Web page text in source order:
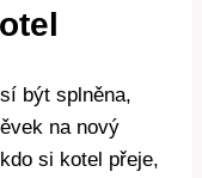
být splněna,
na nový
si kotel přeje,